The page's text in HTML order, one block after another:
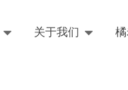
关于我们